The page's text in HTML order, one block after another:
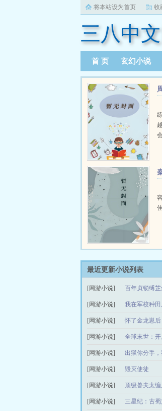
将本站设为首页 收
三八中
首 页 玄幻小说
最近更新小说列表
[网游小说] 百年贞锁缚
[网游小说] 我在军校种
[网游小说] 怀了金龙崽
际
[网游小说] 全球末世：
[网游小说] 出狱你分手
哭啥
[网游小说] 毁灭使徒
[网游小说] 顶级兽夫太
出逃
[网游小说] 三星纪：古